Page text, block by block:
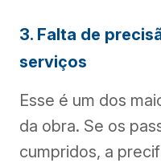
3. Falta de
serviços
Esse é um dos
da obra. Se os
cumpridos, a